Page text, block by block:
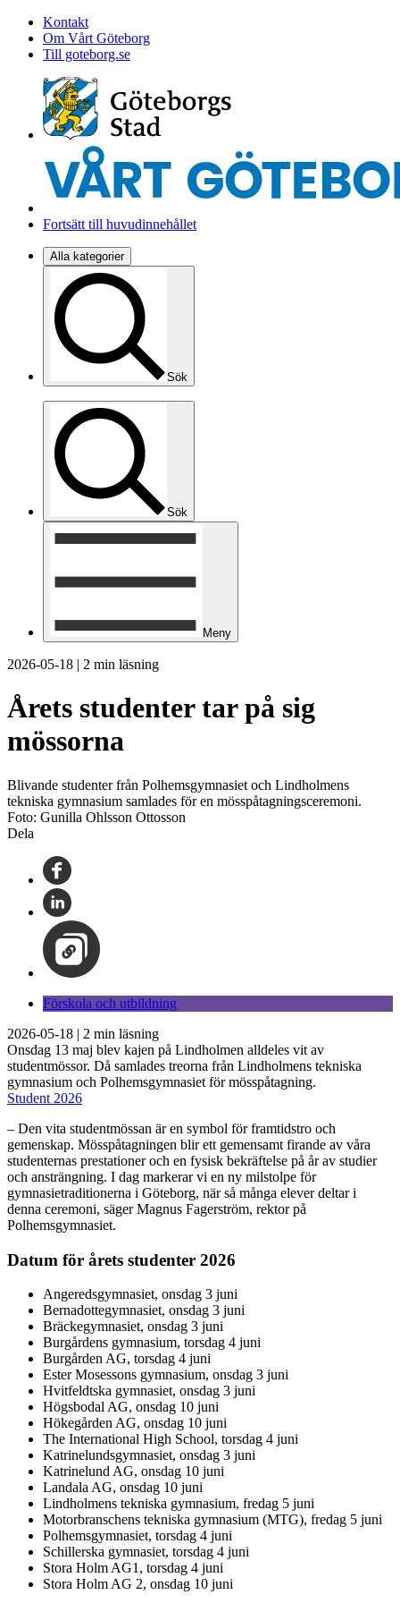
Kontakt
Om Vårt Göteborg
Till goteborg.se
Fortsätt till huvudinnehållet
Alla kategorier
Sök
Sök
Meny
2026-05-18 | 2 min läsning
Årets studenter tar på sig
mössorna
Blivande studenter från Polhemsgymnasiet och Lindholmens
tekniska gymnasium samlades för en mösspåtagningsceremoni.
Foto: Gunilla Ohlsson Ottosson
Dela
Förskola och utbildning
2026-05-18 | 2 min läsning
Onsdag 13 maj blev kajen på Lindholmen alldeles vit av
studentmössor. Då samlades treorna från Lindholmens tekniska
gymnasium och Polhemsgymnasiet för mösspåtagning.
Student 2026
– Den vita studentmössan är en symbol för framtidstro och
gemenskap. Mösspåtagningen blir ett gemensamt firande av våra
studenternas prestationer och en fysisk bekräftelse på år av studier
och ansträngning. I dag markerar vi en ny milstolpe för
gymnasietraditionerna i Göteborg, när så många elever deltar i
denna ceremoni, säger Magnus Fagerström, rektor på
Polhemsgymnasiet.
Datum för årets studenter 2026
Angeredsgymnasiet, onsdag 3 juni
Bernadottegymnasiet, onsdag 3 juni
Bräckegymnasiet, onsdag 3 juni
Burgårdens gymnasium, torsdag 4 juni
Burgården AG, torsdag 4 juni
Ester Mosessons gymnasium, onsdag 3 juni
Hvitfeldtska gymnasiet, onsdag 3 juni
Högsbodal AG, onsdag 10 juni
Hökegården AG, onsdag 10 juni
The International High School, torsdag 4 juni
Katrinelundsgymnasiet, onsdag 3 juni
Katrinelund AG, onsdag 10 juni
Landala AG, onsdag 10 juni
Lindholmens tekniska gymnasium, fredag 5 juni
Motorbranschens tekniska gymnasium (MTG), fredag 5 juni
Polhemsgymnasiet, torsdag 4 juni
Schillerska gymnasiet, torsdag 4 juni
Stora Holm AG1, torsdag 4 juni
Stora Holm AG 2, onsdag 10 juni